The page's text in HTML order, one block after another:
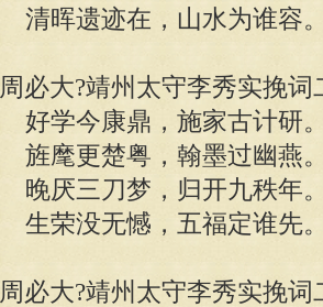
清晖遗迹在，山水为谁容
周必大?靖州太守李秀实挽词
好学今康鼎，施家古计研
旌麾更楚粤，翰墨过幽燕
晚厌三刀梦，归开九秩年
生荣没无憾，五福定谁先
周必大?靖州太守李秀实挽词